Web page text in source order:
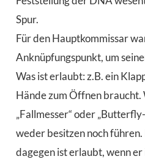
Spur.
Für den Hauptkommissar
Anknüpfungspunkt, um
Was ist erlaubt: z.B. ein
Hände zum Öffnen braucht.
„Fallmesser“ oder
weder besitzen noch führen.
dagegen ist erlaubt, wenn